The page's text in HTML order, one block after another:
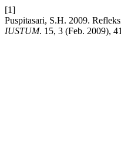
[1]
Puspitasari, S.H. 2009.
IUSTUM. 15, 3 (Feb. 2009),